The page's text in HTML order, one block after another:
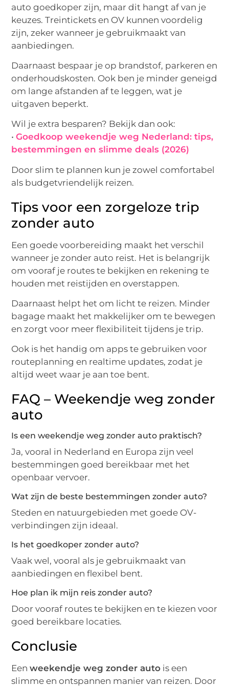
auto goedkoper zijn, maar dit hangt af van je
keuzes. Treintickets en OV kunnen voordelig
zijn, zeker wanneer je gebruikmaakt van
aanbiedingen.
Daarnaast bespaar je op brandstof, parkeren en
onderhoudskosten. Ook ben je minder geneigd
om lange afstanden af te leggen, wat je
uitgaven beperkt.
Wil je extra besparen? Bekijk dan ook:
•Goedkoop weekendje weg Nederland: tips,
bestemmingen en slimme deals (2026)
Door slim te plannen kun je zowel comfortabel
als budgetvriendelijk reizen.
Tips voor een zorgeloze trip
zonder auto
Een goede voorbereiding maakt het verschil
wanneer je zonder auto reist. Het is belangrijk
om vooraf je routes te bekijken en rekening te
houden met reistijden en overstappen.
Daarnaast helpt het om licht te reizen. Minder
bagage maakt het makkelijker om te bewegen
en zorgt voor meer flexibiliteit tijdens je trip.
Ook is het handig om apps te gebruiken voor
routeplanning en realtime updates, zodat je
altijd weet waar je aan toe bent.
FAQ – Weekendje weg zonder
auto
Is een weekendje weg zonder auto praktisch?
Ja, vooral in Nederland en Europa zijn veel
bestemmingen goed bereikbaar met het
openbaar vervoer.
Wat zijn de beste bestemmingen zonder auto?
Steden en natuurgebieden met goede OV-
verbindingen zijn ideaal.
Is het goedkoper zonder auto?
Vaak wel, vooral als je gebruikmaakt van
aanbiedingen en flexibel bent.
Hoe plan ik mijn reis zonder auto?
Door vooraf routes te bekijken en te kiezen voor
goed bereikbare locaties.
Conclusie
Eenweekendje weg zonder auto is een
slimme en ontspannen manier van reizen. Door